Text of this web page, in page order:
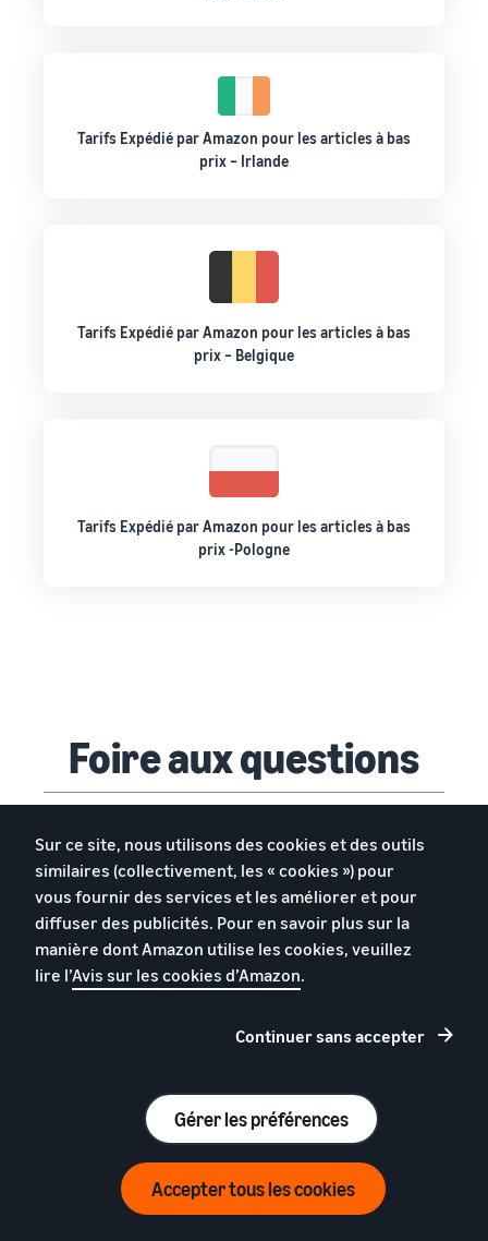
Tarifs Expédié par Amazon pour les articles à bas
prix – Irlande
Tarifs Expédié par Amazon pour les articles à bas
prix – Belgique
Tarifs Expédié par Amazon pour les articles à bas
prix -Pologne
Foire aux questions
pour les articles à bas prix ?
Quels sont les avantages et les
inconvénients des tarifs Expédié par
Amazon pour les articles à bas prix ?
Prix bas Expédié par Amazon ?
Comment inscrire des produits aux tarifs
Expédié par Amazon pour les articles à bas
Sur ce site, nous utilisons des cookies et des outils
similaires (collectivement, les « cookies ») pour
vous fournir des services et les améliorer et pour
diffuser des publicités. Pour en savoir plus sur la
manière dont Amazon utilise les cookies, veuillez
lire l’Avis sur les cookies d’Amazon.
Continuer sans accepter
Gérer les préférences
Accepter tous les cookies